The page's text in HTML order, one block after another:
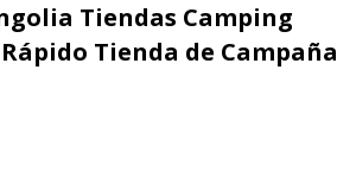
Tiendas Camping
Tienda de Campaña